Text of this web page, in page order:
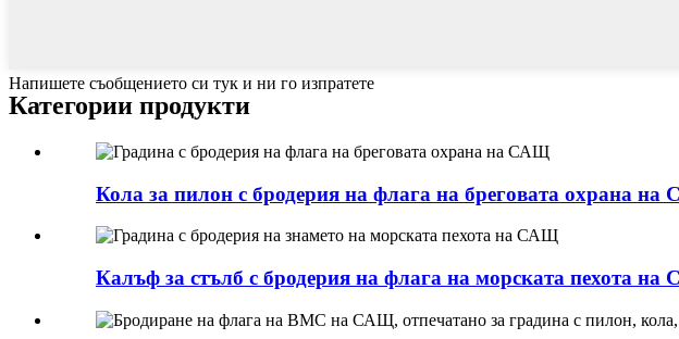
Напишете съобщението си тук и ни го изпратете
Категории продукти
Кола за пилон с бродерия на флага на бреговата охрана
Калъф за стълб с бродерия на флага на морската пехота